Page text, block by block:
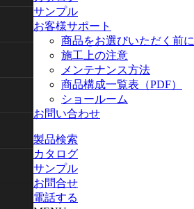
サンプル
お客様サポート
商品をお選びいただく前に
施工上の注意
メンテナンス方法
商品構成一覧表（PDF）
ショールーム
お問い合わせ
製品検索
カタログ
サンプル
お問合せ
電話する